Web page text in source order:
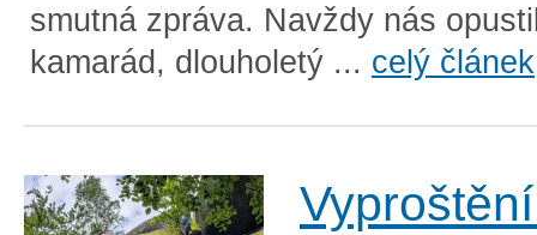
smutná zpráva. Navždy nás
kamarád, dlouholetý ... celý článek